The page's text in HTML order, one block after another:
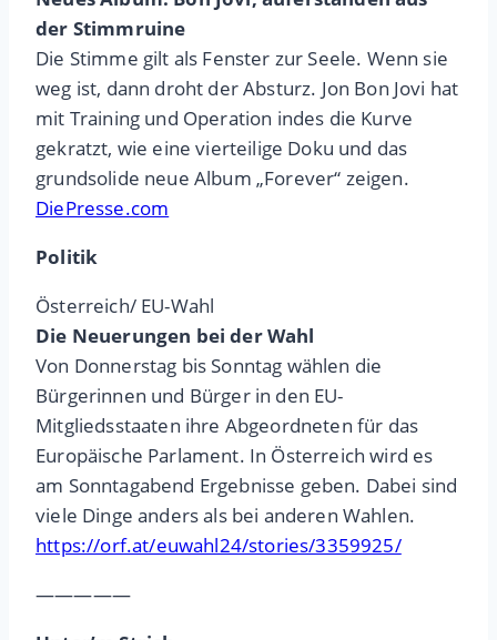
der Stimmruine
Die Stimme gilt als Fenster zur Seele. Wenn sie
weg ist, dann droht der Absturz. Jon Bon Jovi hat
mit Training und Operation indes die Kurve
gekratzt, wie eine vierteilige Doku und das
grundsolide neue Album „Forever“ zeigen.
DiePresse.com
Politik
Österreich/ EU-Wahl
Die Neuerungen bei der Wahl
Von Donnerstag bis Sonntag wählen die
Bürgerinnen und Bürger in den EU-
Mitgliedsstaaten ihre Abgeordneten für das
Europäische Parlament. In Österreich wird es
am Sonntagabend Ergebnisse geben. Dabei sind
viele Dinge anders als bei anderen Wahlen.
https://orf.at/euwahl24/stories/3359925/
—————